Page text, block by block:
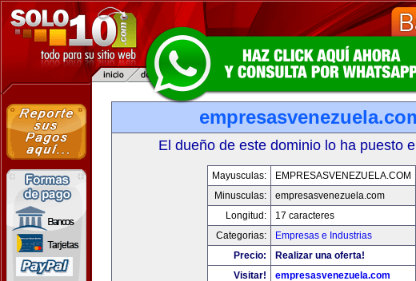
El dueño de este dominio lo ha puesto
Mayusculas:
EMPRESASVENEZUELA.COM
Minusculas:
empresasvenezuela.com
Longitud:
17 caracteres
Categorias:
Empresas e Industrias
Precio:
Realizar una oferta!
Visitar!
empresasvenezuela.com